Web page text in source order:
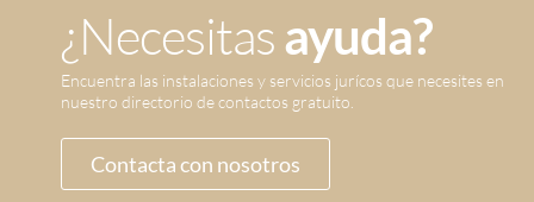
¿Necesitasayuda?
Encuentra las instalaciones y servicios jurícos que necesites en
nuestro directorio de contactos gratuito.
Contacta con nosotros